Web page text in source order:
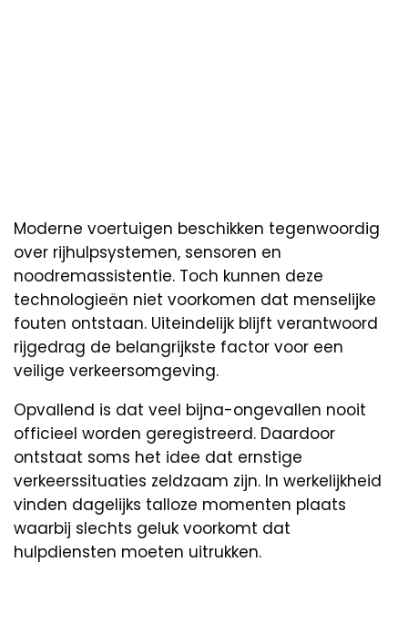
Moderne voertuigen beschikken tegenwoordig
over rijhulpsystemen, sensoren en
noodremassistentie. Toch kunnen deze
technologieën niet voorkomen dat menselijke
fouten ontstaan. Uiteindelijk blijft verantwoord
rijgedrag de belangrijkste factor voor een
veilige verkeersomgeving.
Opvallend is dat veel bijna-ongevallen nooit
officieel worden geregistreerd. Daardoor
ontstaat soms het idee dat ernstige
verkeerssituaties zeldzaam zijn. In werkelijkheid
vinden dagelijks talloze momenten plaats
waarbij slechts geluk voorkomt dat
hulpdiensten moeten uitrukken.